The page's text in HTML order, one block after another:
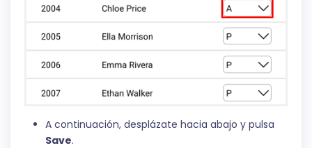
A continuación, desplázate hacia abajo y pulsa
Save.